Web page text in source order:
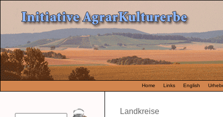
Home Links English
Landkreise